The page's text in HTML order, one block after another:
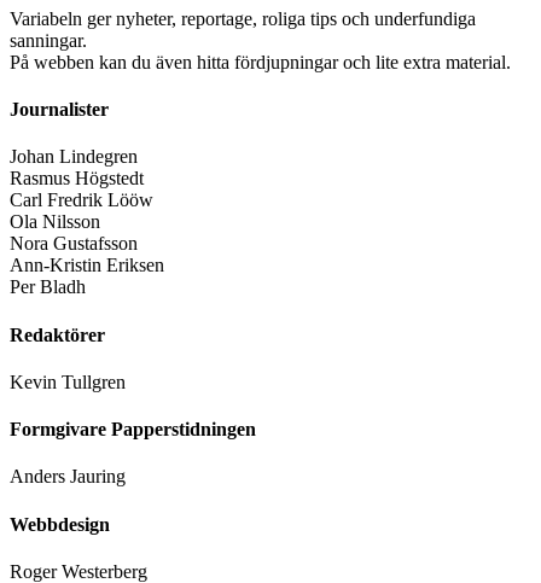
Variabeln ger nyheter, reportage, roliga tips och underfundiga
sanningar.
På webben kan du även hitta fördjupningar och lite extra material.
Journalister
Johan Lindegren
Rasmus Högstedt
Carl Fredrik Lööw
Ola Nilsson
Nora Gustafsson
Ann-Kristin Eriksen
Per Bladh
Redaktörer
Kevin Tullgren
Formgivare Papperstidningen
Anders Jauring
Webbdesign
Roger Westerberg